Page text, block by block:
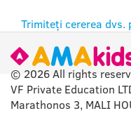
Trimiteți cererea
© 2026 All rights
VF Private Education
Marathonos 3, MALI